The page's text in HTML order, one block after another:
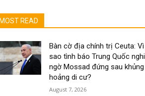
MOST READ
Bàn cờ địa chính trị Ceuta: Vì
sao tình báo Trung Quốc nghi
ngờ Mossad đứng sau khủng
hoảng di cư?
August 7, 2026